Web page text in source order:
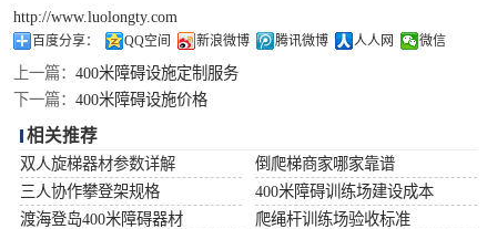
http://www.luolongty.com
百度分享： QQ空间 新浪微博 腾讯微博 人人网 微信
上一篇： 400米障碍设施定制服务
下一篇： 400米障碍设施价格
相关推荐
双人旋梯器材参数详解
倒爬梯商家哪家靠谱
三人协作攀登架规格
400米障碍训练场建设成本
渡海登岛400米障碍器材
爬绳杆训练场验收标准
警犬训练器材
军用单双杠
400米障碍器材